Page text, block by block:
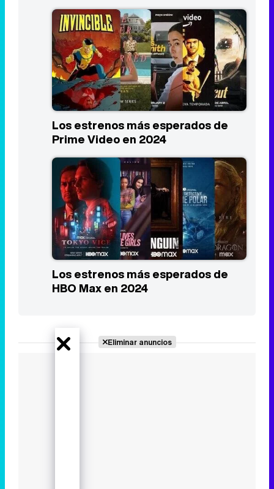
Los estrenos más esperados de
Prime Video en 2024
Los estrenos más esperados de
HBO Max en 2024
Eliminar anuncios